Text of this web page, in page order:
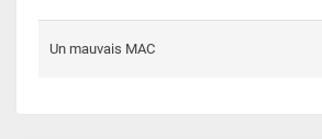
Un mauvais MAC